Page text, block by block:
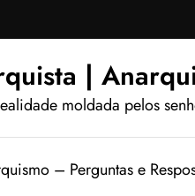
|
moldada pelos
– Perguntas e